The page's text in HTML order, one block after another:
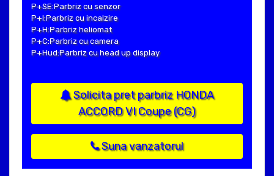
P+SE:Parbriz cu senzor
P+I:Parbriz cu incalzire
P+H:Parbriz heliomat
P+C:Parbriz cu camera
P+Hud:Parbriz cu head up display
Solicita pret parbriz HONDA
ACCORD VI Coupe (CG)
Suna vanzatorul